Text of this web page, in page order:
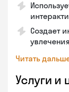
Создает
Читать
Услуги и